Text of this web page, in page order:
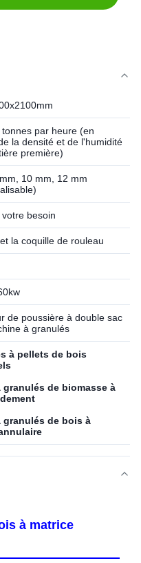
par heure (en
la densité et de l'humidité
première)
10 mm, 12 mm
besoin
la coquille de rouleau
de poussière à double sac
à granulés
à pellets de bois
granulés de biomasse à
granulés de bois à
à matrice